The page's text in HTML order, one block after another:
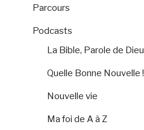
Parcours
Podcasts
La Bible, Parole de Dieu
Quelle Bonne Nouvelle !
Nouvelle vie
Ma foi de A à Z